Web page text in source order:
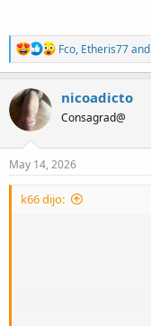
R
e
a
n
s
Fco, Etheris77and
nicoadicto
Consagrad@
May 14, 2026
k66 dijo: